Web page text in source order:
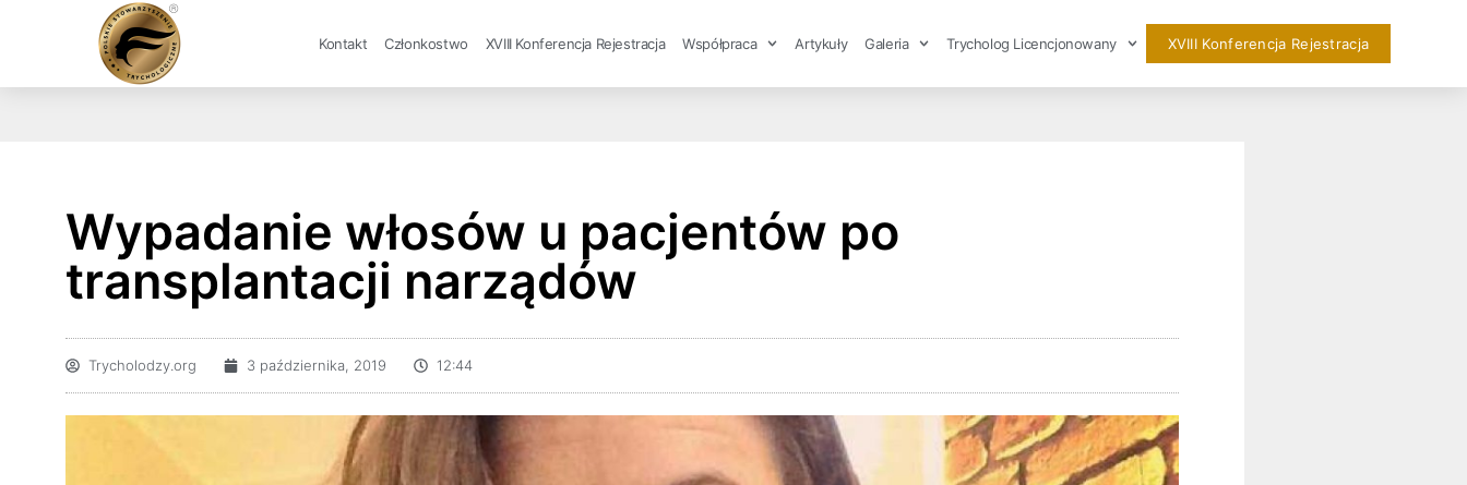
Kontakt Członkostwo XVIII Konferencja Rejestracja Współpraca Artykuły Galeria Trycholog Licencjonowany XVIII Konferencja Rejestracja
Wypadanie włosów u pacjentów po
transplantacji narządów
Trycholodzy.org 3 października, 2019 12:44